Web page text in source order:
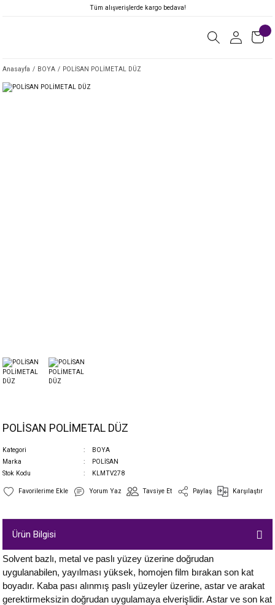
Tüm alışverişlerde kargo bedava!
Anasayfa BOYA POLİSAN POLİMETAL DÜZ
POLİSAN POLİMETAL DÜZ
Kategori
BOYA
Marka
POLİSAN
Stok Kodu
KLMTV278
Yorum Yaz Tavsiye Et Paylaş Karşılaştır
Ürün Bilgisi
Solvent bazlı, metal ve paslı yüzey üzerine doğrudan
uygulanabilen, yayılması yüksek, homojen film bırakan son kat
boyadır. Kaba pası alınmış paslı yüzeyler üzerine, astar ve arakat
gerektirmeksizin doğrudan uygulamaya elverişlidir. Astar ve son kat